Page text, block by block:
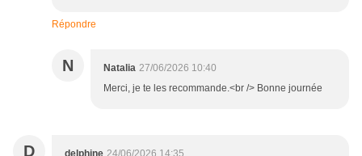
Répondre
N Natalia 27/06/2026 10:40
Merci, je te les recommande.<br /> Bonne journée
D delphine 24/06/2026 14:35